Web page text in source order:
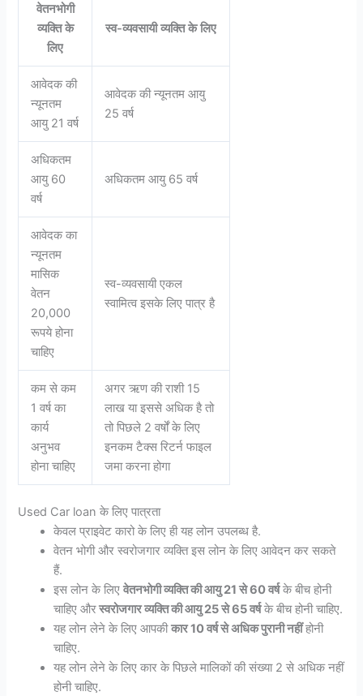
वेतनभोगी
व्यक्ति के
लिए
स्व-व्यवसायी व्यक्ति के लिए
आवेदक की
न्यूनतम
आयु 21 वर्ष
आवेदक की न्यूनतम आयु
25 वर्ष
अधिकतम
आयु 60
वर्ष
अधिकतम आयु 65 वर्ष
आवेदक का
न्यूनतम
मासिक
वेतन
20,000
रूपये होना
चाहिए
स्व-व्यवसायी एकल
स्वामित्व इसके लिए पात्र है
कम से कम
1 वर्ष का
कार्य
अनुभव
होना चाहिए
अगर ऋण की राशी 15
लाख या इससे अधिक है तो
तो पिछले 2 वर्षों के लिए
इनकम टैक्स रिटर्न फाइल
जमा करना होगा
Used Car loan के लिए पात्रता
केवल प्राइवेट कारो के लिए ही यह लोन उपलब्ध है.
वेतन भोगी और स्वरोजगार व्यक्ति इस लोन के लिए आवेदन कर सकते
हैं.
इस लोन के लिएवेतनभोगी व्यक्ति की आयु 21 से 60 वर्षके बीच होनी
चाहिए औरस्वरोजगार व्यक्ति की आयु 25 से 65 वर्षके बीच होनी चाहिए.
यह लोन लेने के लिए आपकीकार 10 वर्ष से अधिक पुरानी नहींहोनी
चाहिए.
यह लोन लेने के लिए कार के पिछले मालिकों की संख्या 2 से अधिक नहीं
होनी चाहिए.